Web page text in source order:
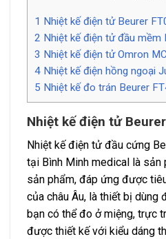
1 Nhiệt kế điện tử Beurer
2 Nhiệt kế điện tử đầu mềm
3 Nhiệt kế điện tử Omron
4 Nhiệt kế điện hồng ngoại
5 Nhiệt kế đo trán Beurer
Nhiệt kế điện tử
Nhiệt kế điện tử đầu cứng
tại Bình Minh medical là sản
sản phẩm, đáp ứng được
của châu Âu, là thiết bị dùng
bạn có thể đo ở miệng, trực
được thiết kế với kiểu dáng